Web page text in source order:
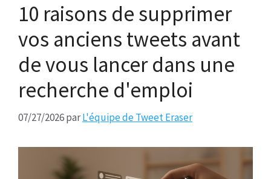
10 raisons de supprimer
vos anciens tweets avant
de vous lancer dans une
recherche d'emploi
07/27/2026parL'équipe de Tweet Eraser